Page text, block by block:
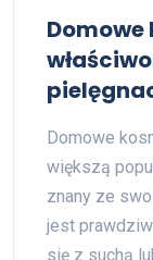
Domowe
Domowe
większą
znany ze
jest
się z suchą